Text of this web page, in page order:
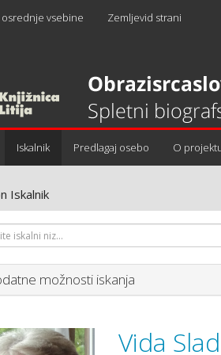
osrednje vsebine Zemljevid strani
Iskalnik Predlagaj osebo O
Iskalnik
možnosti iskanja
Vida